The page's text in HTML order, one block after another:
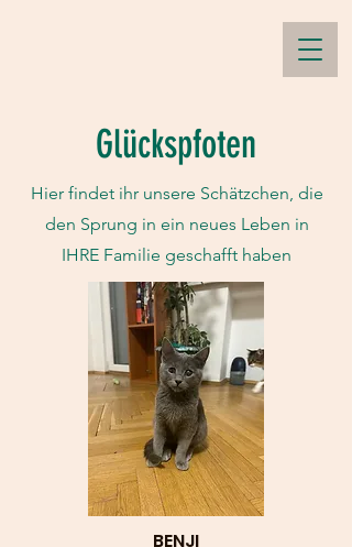
Glückspfoten
Hier findet ihr unsere Schätzchen, die
den Sprung in ein neues Leben in
IHRE Familie geschafft haben
BENJI